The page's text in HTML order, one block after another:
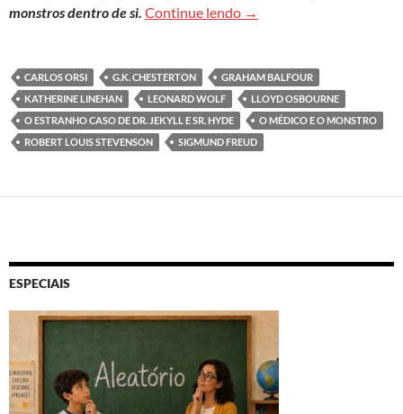
monstros dentro de si. Continue lendo O médico que é o
→
CARLOS ORSI G.K. CHESTERTON
GRAHAM BALFOUR
KATHERINE LINEHAN
LEONARD WOLF
LLOYD OSBOURNE
O ESTRANHO CASO DE DR. JEKYLL E SR. HYDE
O MÉDICO E O MONSTRO
ROBERT LOUIS STEVENSON
SIGMUND FREUD
ESPECIAIS